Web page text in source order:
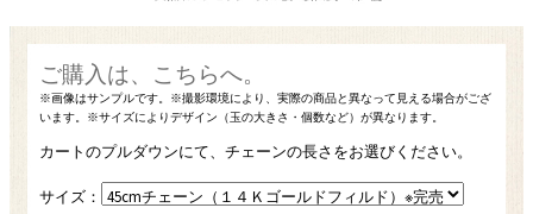
カートのプルダウンにて、チェーンの長さをお選びください。
サイズ：